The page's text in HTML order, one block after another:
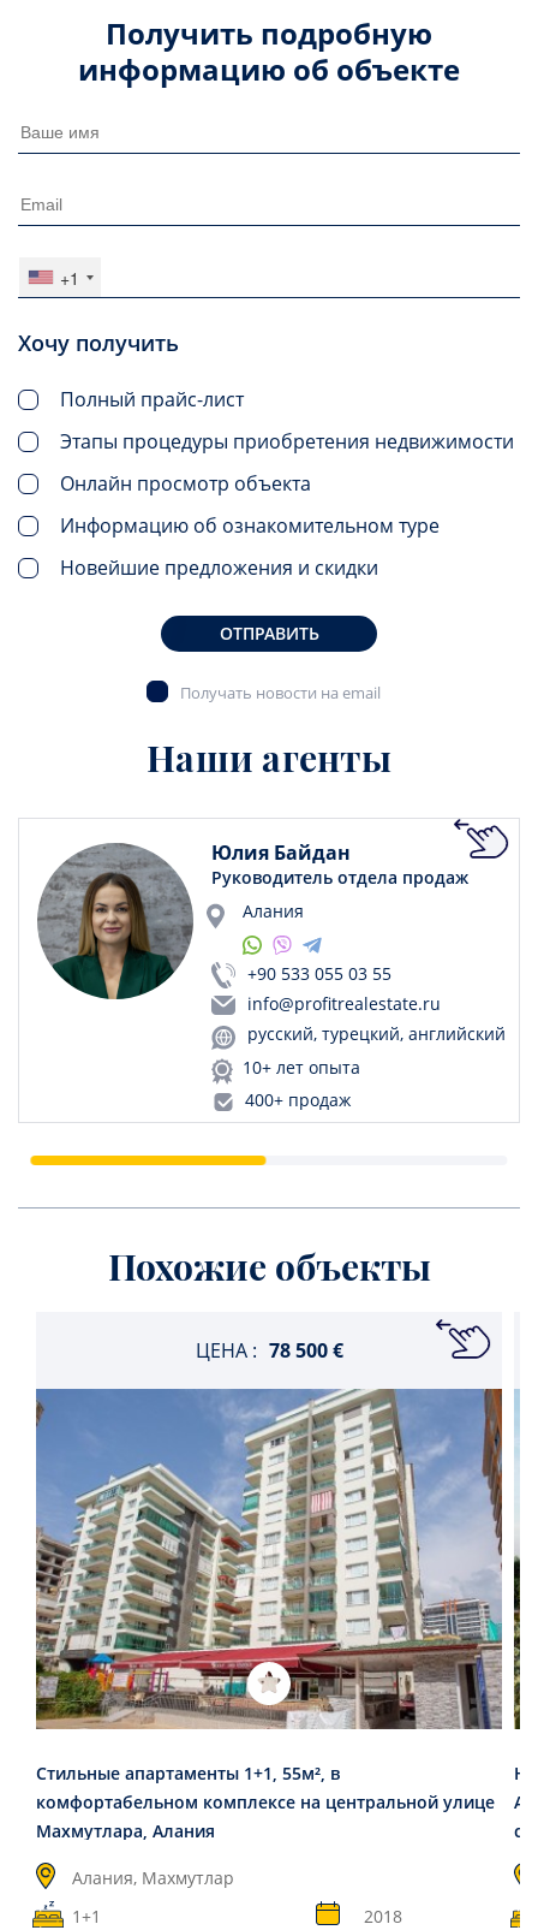
Получить подробную
информацию об объекте
+1
Хочу получить
Полный прайс-лист
Этапы процедуры приобретения недвижимости
Онлайн просмотр объекта
Информацию об ознакомительном туре
Новейшие предложения и скидки
ОТПРАВИТЬ
Получать новости на email
Наши агенты
Юлия Байдан
Руководитель отдела продаж
Алания
+90 533 055 03 55
info@profitrealestate.ru
русский, турецкий, английский
10+ лет опыта
400+ продаж
Похожие объекты
ЦЕНА : 78 500 €
Стильные апартаменты 1+1, 55м², в
комфортабельном комплексе на центральной улице
Махмутлара, Алания
Алания, Махмутлар
1+1
2018